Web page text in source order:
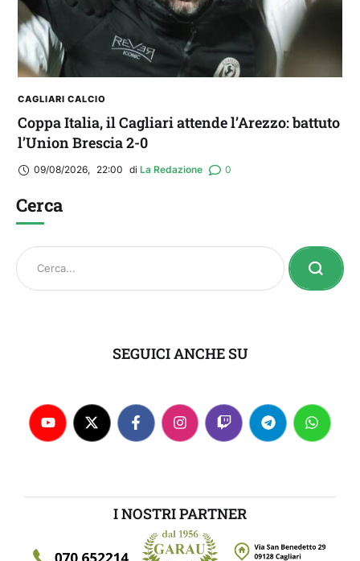
CAGLIARI CALCIO
Coppa Italia, il Cagliari attende l’Arezzo: battuto
l’Union Brescia 2-0
09/08/2026, 22:00 di La Redazione 0
Cerca
SEGUICI ANCHE SU
I NOSTRI PARTNER